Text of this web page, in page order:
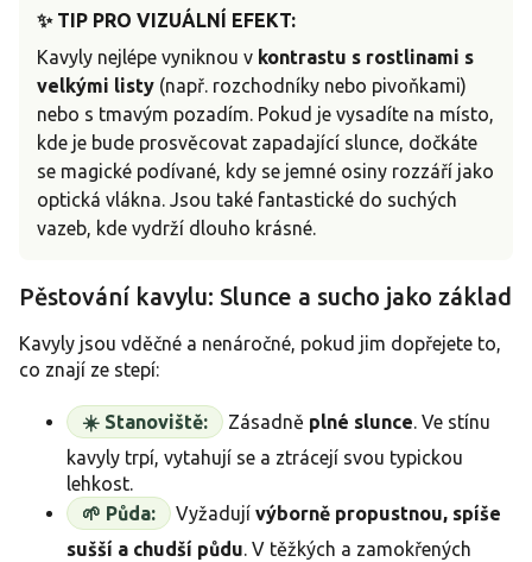
✨ TIP PRO VIZUÁLNÍ EFEKT:
Kavyly nejlépe vyniknou v kontrastu s rostlinami s
velkými listy (např. rozchodníky nebo pivoňkami)
nebo s tmavým pozadím. Pokud je vysadíte na místo,
kde je bude prosvěcovat zapadající slunce, dočkáte
se magické podívané, kdy se jemné osiny rozzáří jako
optická vlákna. Jsou také fantastické do suchých
vazeb, kde vydrží dlouho krásné.
Pěstování kavylu: Slunce a sucho jako základ
Kavyly jsou vděčné a nenáročné, pokud jim dopřejete to,
co znají ze stepí:
☀️ Stanoviště: Zásadně plné slunce. Ve stínu
kavyly trpí, vytahují se a ztrácejí svou typickou
lehkost.
🌱 Půda:
Vyžadují výborně propustnou, spíše
sušší a chudší půdu. V těžkých a zamokřených